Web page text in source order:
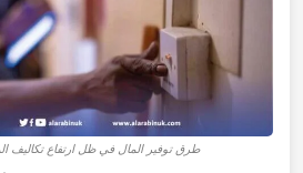
طرق توفير المال في ظل ارتفاع تكاليف